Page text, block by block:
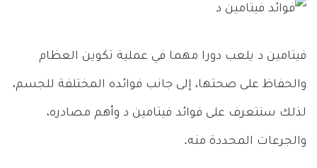
فيتامين د يلعب دورا مهما في عملية تكوين العظام
والحفاظ على صحتها، إلى جانب فوائده المختلفة للجسم،
لذلك سنتعرف على فوائد فيتامين د وأهم مصادره،
والجرعات المحددة منه.